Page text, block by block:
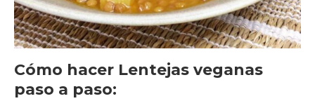
Cómo hacer Lentejas veganas
paso a paso: